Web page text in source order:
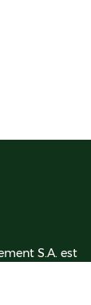
S.A. est